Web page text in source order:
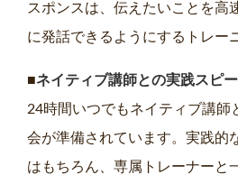
スポンスは、伝えたいことを高
に発話できるようにするトレー
■ネイティブ講師との実践スピ
24時間いつでもネイティブ講師
会が準備されています。実践的
はもちろん、専属トレーナーと